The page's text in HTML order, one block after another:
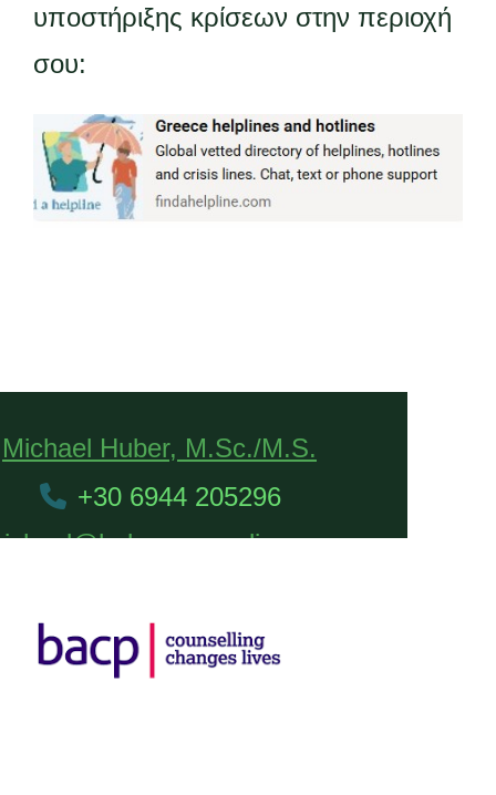
υποστήριξης κρίσεων στην περιοχή
σου:
Michael Huber, M.Sc./M.S.
+30 6944 205296